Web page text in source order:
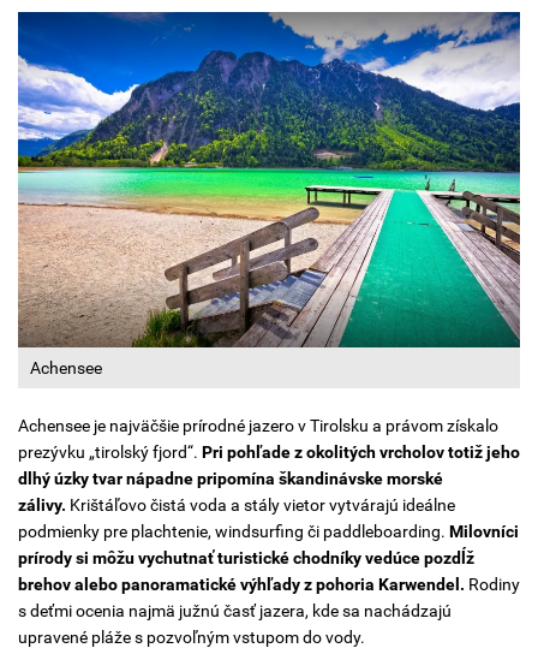
Achensee
Achensee je najväčšie prírodné jazero v Tirolsku a právom získalo
prezývku „tirolský fjord“. Pri pohľade z okolitých vrcholov totiž jeho
dlhý úzky tvar nápadne pripomína škandinávske morské
zálivy. Krištáľovo čistá voda a stály vietor vytvárajú ideálne
podmienky pre plachtenie, windsurfing či paddleboarding. Milovníci
prírody si môžu vychutnať turistické chodníky vedúce pozdĺž
brehov alebo panoramatické výhľady z pohoria Karwendel. Rodiny
s deťmi ocenia najmä južnú časť jazera, kde sa nachádzajú
upravené pláže s pozvoľným vstupom do vody.